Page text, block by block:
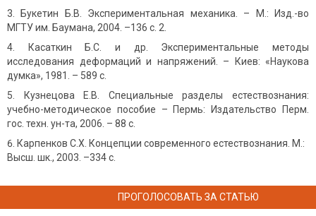
Букетин Б.В. Экспериментальная механика. – М.: Изд.-во
МГТУ им. Баумана, 2004. –136 с. 2.
Касаткин Б.С. и др. Экспериментальные методы
исследования деформаций и напряжений. – Киев: «Наукова
думка», 1981. – 589 с.
Кузнецова Е.В. Специальные разделы естествознания:
учебно-методическое пособие – Пермь: Издательство Перм.
гос. техн. ун-та, 2006. – 88 с.
Карпенков С.Х. Концепции современного естествознания. М.:
Высш. шк., 2003. –334 с.
ПРОГОЛОСОВАТЬ ЗА СТАТЬЮ